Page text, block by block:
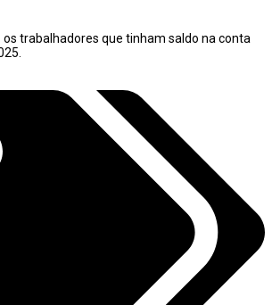
os trabalhadores que tinham saldo na conta